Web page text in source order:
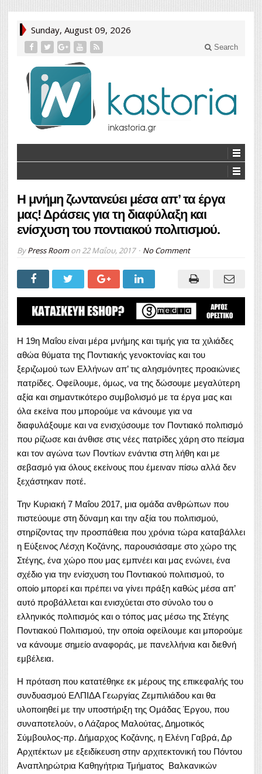
Sunday, August 09, 2026
Search
Η μνήμη ζωντανεύει μέσα απ’ τα έργα
μας! Δράσεις για τη διαφύλαξη και
ενίσχυση του ποντιακού πολιτισμού.
ByPress Roomon 22 Μαΐου, 2017 No Comment
Η 19η Μαΐου είναι μέρα μνήμης και τιμής για τα χιλιάδες
αθώα θύματα της Ποντιακής γενοκτονίας και του
ξεριζωμού των Ελλήνων απ’ τις αλησμόνητες προαιώνιες
πατρίδες. Οφείλουμε, όμως, να της δώσουμε μεγαλύτερη
αξία και σημαντικότερο συμβολισμό με τα έργα μας και
όλα εκείνα που μπορούμε να κάνουμε για να
διαφυλάξουμε και να ενισχύσουμε τον Ποντιακό πολιτισμό
που ρίζωσε και άνθισε στις νέες πατρίδες χάρη στο πείσμα
και τον αγώνα των Ποντίων ενάντια στη λήθη και με
σεβασμό για όλους εκείνους που έμειναν πίσω αλλά δεν
ξεχάστηκαν ποτέ.
Την Κυριακή 7 Μαΐου 2017, μια ομάδα ανθρώπων που
πιστεύουμε στη δύναμη και την αξία του πολιτισμού,
στηρίζοντας την προσπάθεια που χρόνια τώρα καταβάλλει
η Εύξεινος Λέσχη Κοζάνης, παρουσιάσαμε στο χώρο της
Στέγης, ένα χώρο που μας εμπνέει και μας ενώνει, ένα
σχέδιο για την ενίσχυση του Ποντιακού πολιτισμού, το
οποίο μπορεί και πρέπει να γίνει πράξη καθώς μέσα απ’
αυτό προβάλλεται και ενισχύεται στο σύνολο του ο
ελληνικός πολιτισμός και ο τόπος μας μέσω της Στέγης
Ποντιακού Πολιτισμού, την οποία οφείλουμε και μπορούμε
να κάνουμε σημείο αναφοράς, με πανελλήνια και διεθνή
εμβέλεια.
Η πρόταση που κατατέθηκε εκ μέρους της επικεφαλής του
συνδυασμού ΕΛΠΙΔΑ Γεωργίας Ζεμπιλιάδου και θα
υλοποιηθεί με την υποστήριξη της Ομάδας Έργου, που
συναποτελούν, ο Λάζαρος Μαλούτας, Δημοτικός
Σύμβουλος-πρ. Δήμαρχος Κοζάνης, η Ελένη Γαβρά, Δρ
Αρχιτέκτων με εξειδίκευση στην αρχιτεκτονική του Πόντου
Αναπληρώτρια Καθηγήτρια Τμήματος Βαλκανικών